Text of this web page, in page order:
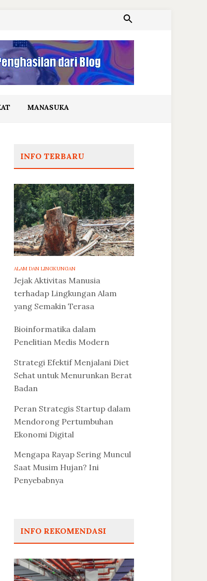
MANASUKA
INFO TERBARU
ALAM DAN LINGKUNGAN
Jejak Aktivitas Manusia
terhadap Lingkungan Alam
yang Semakin Terasa
Bioinformatika dalam
Penelitian Medis Modern
Strategi Efektif Menjalani Diet
Sehat untuk Menurunkan Berat
Badan
Peran Strategis Startup dalam
Mendorong Pertumbuhan
Ekonomi Digital
Mengapa Rayap Sering Muncul
Saat Musim Hujan? Ini
Penyebabnya
INFO REKOMENDASI